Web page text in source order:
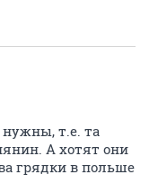
нужны, т.е. та
А хотят они
грядки в польше